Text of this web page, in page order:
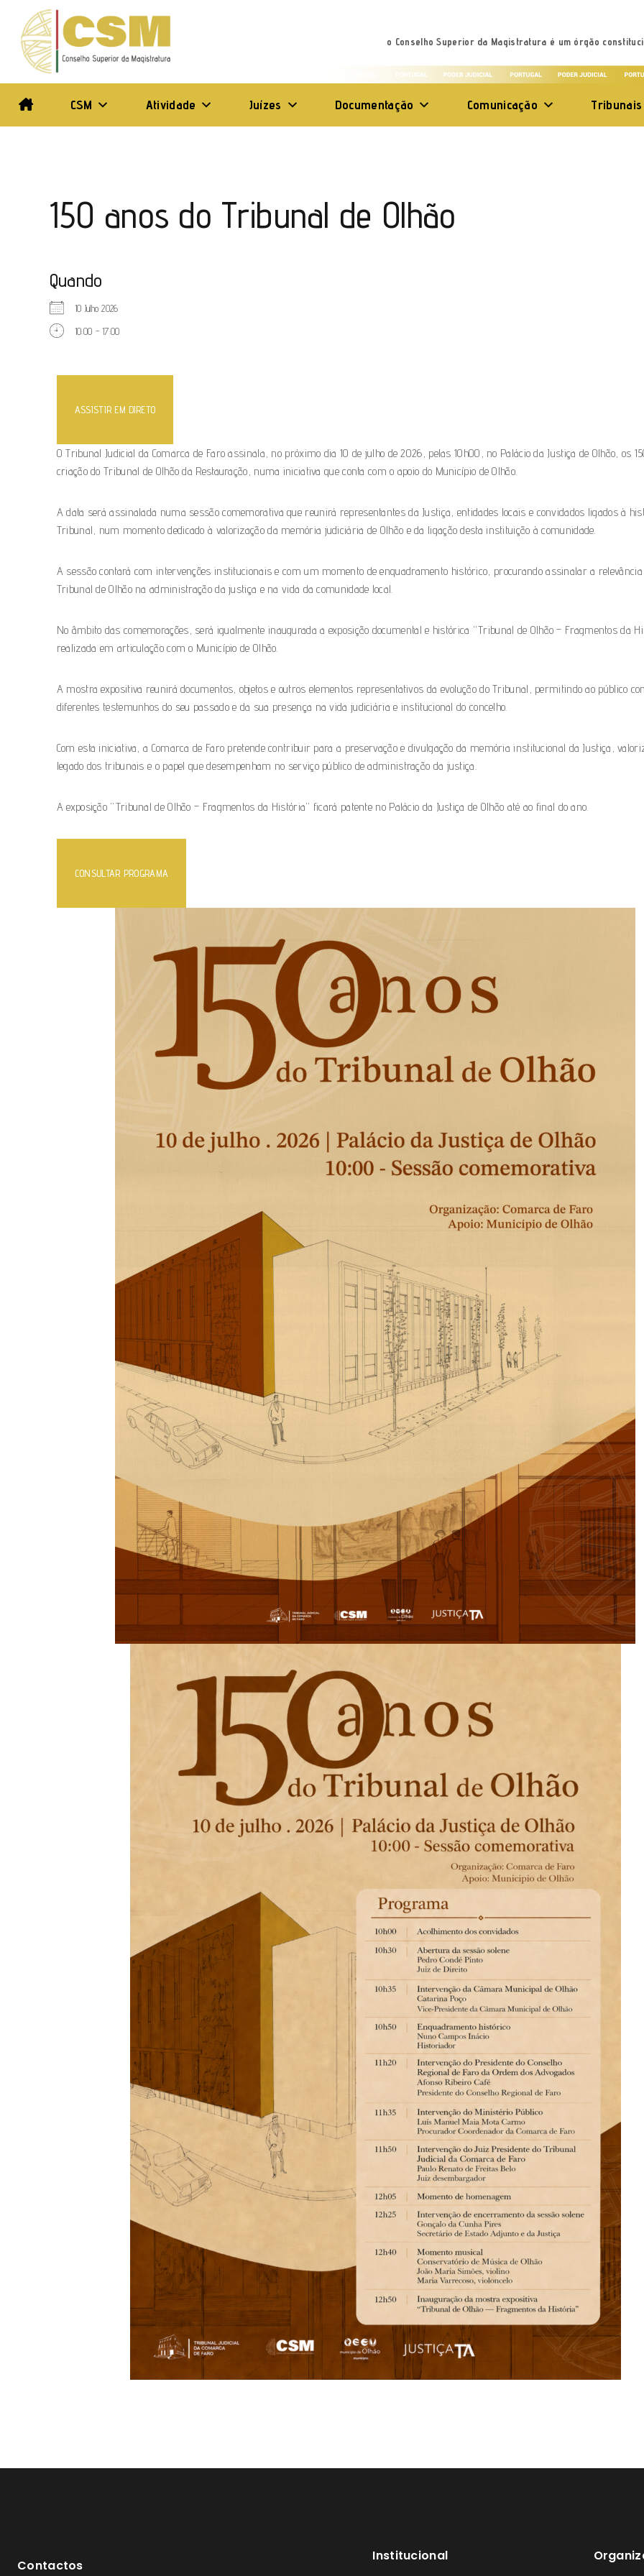
conteúdo
o Conselho Superior da Magistratura é um órgão
CSM Atividade Juízes Documentação Comunicação Tribunais
150 anos do Tribunal de Olhão
Quando
10 Julho 2026
10:00 - 17:00
ASSISTIR EM DIRETO
O Tribunal Judicial da Comarca de Faro assinala, no próximo dia 10 de julho de 2026, pelas 10h00, no Palácio da Justiça de Olhão, os
criação do Tribunal de Olhão da Restauração, numa iniciativa que conta com o apoio do Município de Olhão.
A data será assinalada numa sessão comemorativa que reunirá representantes da Justiça, entidades locais e convidados ligados à
Tribunal, num momento dedicado à valorização da memória judiciária de Olhão e da ligação desta instituição à comunidade.
A sessão contará com intervenções institucionais e com um momento de enquadramento histórico, procurando assinalar a relevância
Tribunal de Olhão na administração da justiça e na vida da comunidade local.
No âmbito das comemorações, será igualmente inaugurada a exposição documental e histórica “Tribunal de Olhão – Fragmentos da
realizada em articulação com o Município de Olhão.
A mostra expositiva reunirá documentos, objetos e outros elementos representativos da evolução do Tribunal, permitindo ao público
diferentes testemunhos do seu passado e da sua presença na vida judiciária e institucional do concelho.
Com esta iniciativa, a Comarca de Faro pretende contribuir para a preservação e divulgação da memória institucional da Justiça,
legado dos tribunais e o papel que desempenham no serviço público de administração da justiça.
A exposição “Tribunal de Olhão – Fragmentos da História” ficará patente no Palácio da Justiça de Olhão até ao final do ano.
CONSULTAR PROGRAMA
Contactos
Institucional